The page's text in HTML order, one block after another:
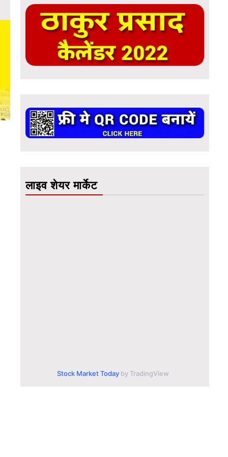
लाइव शेयर मार्केट
Stock Market Today by TradingView